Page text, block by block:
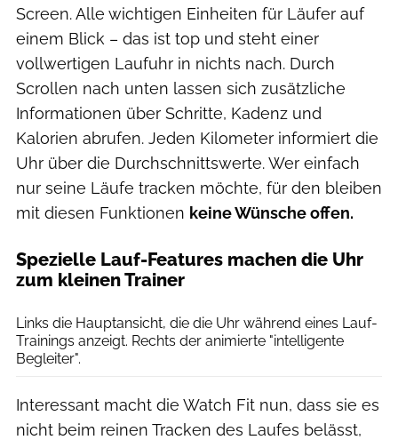
Screen. Alle wichtigen Einheiten für Läufer auf
einem Blick – das ist top und steht einer
vollwertigen Laufuhr in nichts nach. Durch
Scrollen nach unten lassen sich zusätzliche
Informationen über Schritte, Kadenz und
Kalorien abrufen. Jeden Kilometer informiert die
Uhr über die Durchschnittswerte. Wer einfach
nur seine Läufe tracken möchte, für den bleiben
mit diesen Funktionen keine Wünsche offen.
Spezielle Lauf-Features machen die Uhr
zum kleinen Trainer
Links die Hauptansicht, die die Uhr während eines Lauf-
Trainings anzeigt. Rechts der animierte "intelligente
Begleiter".
Interessant macht die Watch Fit nun, dass sie es
nicht beim reinen Tracken des Laufes belässt,